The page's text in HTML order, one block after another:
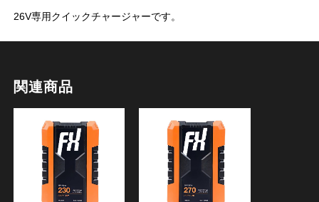
26V専用クイックチャージャーです。
関連商品